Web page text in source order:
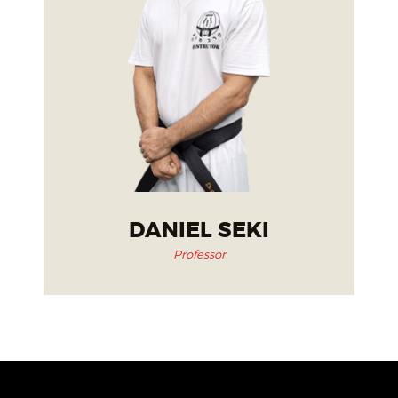
DANIEL SEKI
Professor